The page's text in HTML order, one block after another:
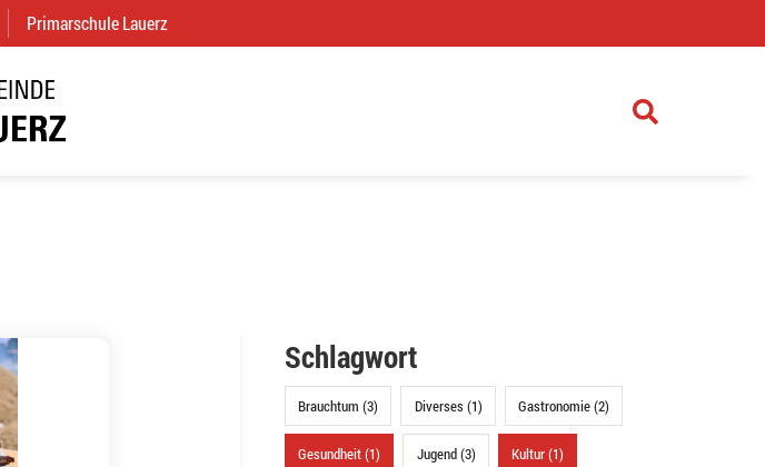
(External Link)
Primarschule Lauerz
Schlagwort
Brauchtum (3) Diverses (1) Gastronomie (2)
Gesundheit (1) Jugend (3) Kultur (1)